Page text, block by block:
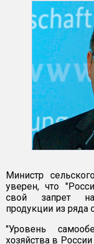
Министр
уверен, что
свой запрет на
продукции из ряда
"Уровень
хозяйства в